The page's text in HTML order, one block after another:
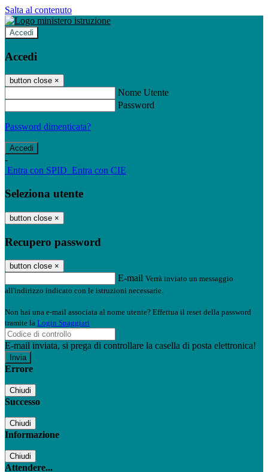
Salta al contenuto
Accedi
Accedi
button close ×
Nome Utente
Password
Password dimenticata?
-
Entra con SPID Entra con CIE
Seleziona utente
button close ×
Recupero password
button close ×
E-mail Verrà inviato un messaggio
all'indirizzo indicato con le istruzioni necessarie.
Non hai una e-mail associata al nome utente? Effettua il reset della password
tramite la Login Spaggiari
E-mail inviata, si prega di controllare la casella di posta elettronica!
Errore
Chiudi
Successo
Chiudi
Informazione
Chiudi
Attendere...